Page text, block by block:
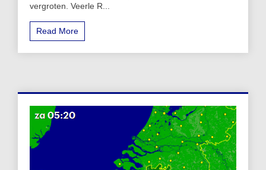
vergroten. Veerle R...
Read More